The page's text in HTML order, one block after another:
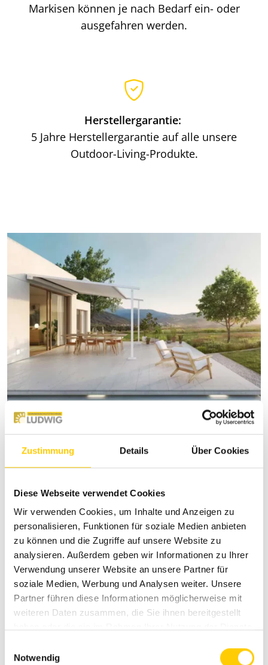
Zustimmung Details Über Cookies
Diese Webseite verwendet Cookies
Wir verwenden Cookies, um Inhalte und Anzeigen zu
personalisieren, Funktionen für soziale Medien anbieten
zu können und die Zugriffe auf unsere Website zu
analysieren. Außerdem geben wir Informationen zu Ihrer
Verwendung unserer Website an unsere Partner für
soziale Medien, Werbung und Analysen weiter. Unsere
Partner führen diese Informationen möglicherweise mit
weiteren Daten zusammen, die Sie ihnen bereitgestellt
Notwendig
Markisen können je nach Bedarf ein- oder
ausgefahren werden.
Herstellergarantie:
5 Jahre Herstellergarantie auf alle unsere
Outdoor-Living-Produkte.
Pergola-Markisen: Ästhetik trifft
Funktionalität im Außenbereich
Pergola-Markisen
stellen in der heutigen
Architektur- und Designlandschaft eine immer
beliebtere Wahl dar. Durch ihre einzigartige
Kombination aus Ästhetik und Funktionalität
bieten sie nicht nur zuverlässigen Schutz vor
Sonne und leichten Regenschauern, sondern
fügen sich auch nahtlos in moderne Outdoor-
ihrerrobusten Konstruktion seitlichen